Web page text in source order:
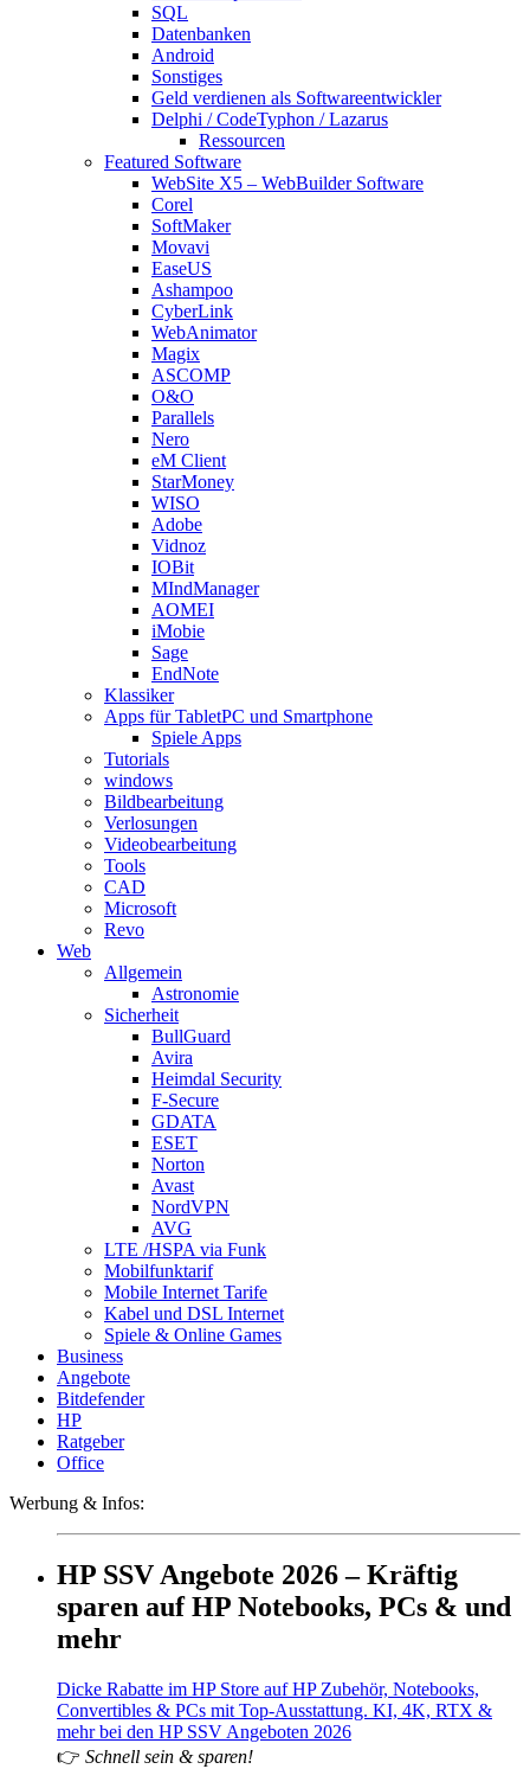
SQL
Datenbanken
Android
Sonstiges
Geld verdienen als Softwareentwickler
Delphi / CodeTyphon / Lazarus
Ressourcen
Featured Software
WebSite X5 – WebBuilder Software
Corel
SoftMaker
Movavi
EaseUS
Ashampoo
CyberLink
WebAnimator
Magix
ASCOMP
O&O
Parallels
Nero
eM Client
StarMoney
WISO
Adobe
Vidnoz
IOBit
MIndManager
AOMEI
iMobie
Sage
EndNote
Klassiker
Apps für TabletPC und Smartphone
Spiele Apps
Tutorials
windows
Bildbearbeitung
Verlosungen
Videobearbeitung
Tools
CAD
Microsoft
Revo
Web
Allgemein
Astronomie
Sicherheit
BullGuard
Avira
Heimdal Security
F-Secure
GDATA
ESET
Norton
Avast
NordVPN
AVG
LTE /HSPA via Funk
Mobilfunktarif
Mobile Internet Tarife
Kabel und DSL Internet
Spiele & Online Games
Business
Angebote
Bitdefender
HP
Ratgeber
Office
Werbung & Infos:
HP SSV Angebote 2026 – Kräftig
sparen auf HP Notebooks, PCs & und
mehr
Dicke Rabatte im HP Store auf HP Zubehör, Notebooks,
Convertibles & PCs mit Top-Ausstattung. KI, 4K, RTX &
mehr bei den HP SSV Angeboten 2026
👉 Schnell sein & sparen!